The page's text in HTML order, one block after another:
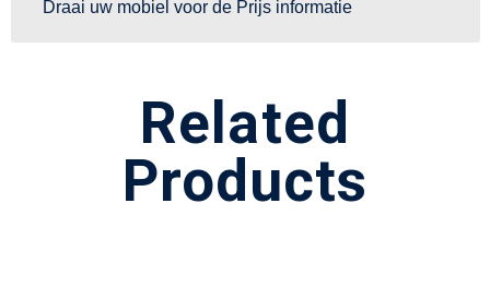
Draai uw mobiel voor de Prijs informatie
Related
Products